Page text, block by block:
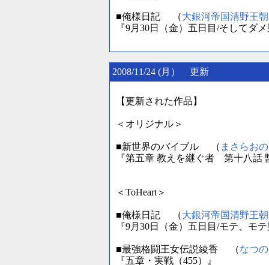
■俺様日記 （大銀河帝国清野王朝
『9月30日（金）五日目/そしてダ
2008/11/24 (月） 更新
【更新された作品】
＜オリジナル＞
■新世界のバイブル （ まさらお
『第五章 教えを継ぐ者 第十八話
＜ToHeart＞
■俺様日記 （大銀河帝国清野王朝
『9月30日（金）五日目/モテ、モ
■最強格闘王女伝説綾香 （なつ
『五章・実戦（455）』